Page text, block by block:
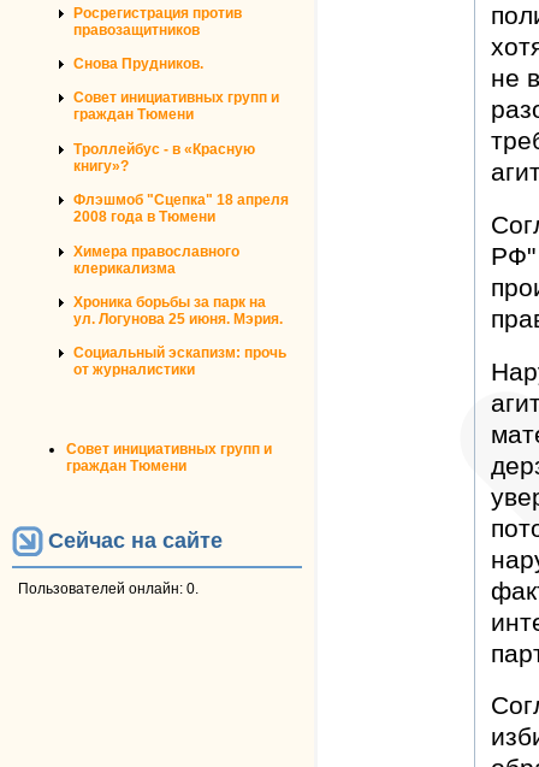
Росрегистрация против
правозащитников
Снова Прудников.
Совет инициативных групп и
граждан Тюмени
Троллейбус - в «Красную
книгу»?
Флэшмоб "Сцепка" 18 апреля
2008 года в Тюмени
Химера православного
клерикализма
Хроника борьбы за парк на
ул. Логунова 25 июня. Мэрия.
Социальный эскапизм: прочь
от журналистики
Совет инициативных групп и
граждан Тюмени
Сейчас на сайте
Пользователей онлайн: 0.
не
РФ"